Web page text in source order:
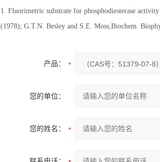
1. Fluorimetric substrate for phosphodiesterase
(1978); G.T.N. Besley and S.E. Moss,Biochem.
产品：
您的单位：
您的姓名：